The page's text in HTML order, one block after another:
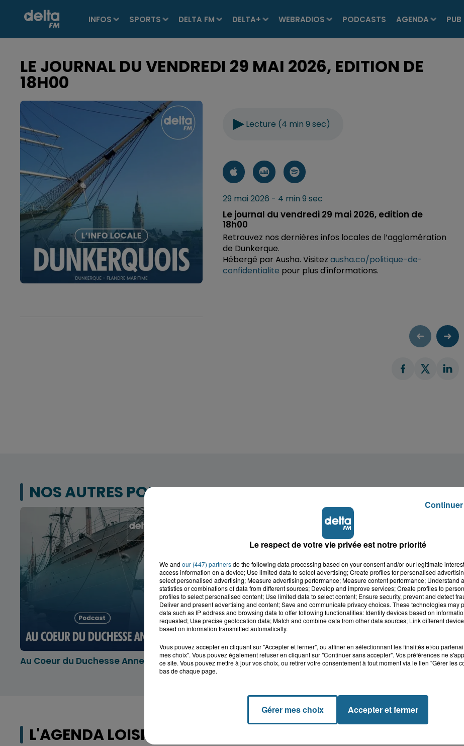
INFOS SPORTS DELTA FM DELTA+ WEBRADIOS PODCASTS AGENDA PUB
LE JOURNAL DU VENDREDI 29 MAI 2026, EDITION DE
18H00
Lecture (4 min 9 sec)
29 mai 2026 - 4 min 9 sec
Le journal du vendredi 29 mai 2026, edition de
18h00
Retrouvez nos dernières infos locales de l’agglomération
de Dunkerque.
Hébergé par Ausha. Visitez ausha.co/politique-de-
confidentialite pour plus d'informations.
NOS AUTRES PODCASTS
Au Coeur du Duchesse Anne
L'info locale dans le
Dunkerquois
L'info locale de
L'AGENDA LOISIRS
Le respect de votre vie privée est notre priorité
We and our (447) partnersdo the following data processing based on your consent and/or our legitimate
access information on a device; Use limited data to select advertising; Create profiles for personalised
select personalised advertising; Measure advertising performance; Measure content performance; Understand
statistics or combinations of data from different sources; Develop and improve services; Create profiles to
profiles to select personalised content; Use limited data to select content; Ensure security, prevent and detect
Deliver and present advertising and content; Save and communicate privacy choices. These technologies may
data such as IP address and browsing data to offer following functionalities: Identify devices based on
requested; Use precise geolocation data; Match and combine data from other data sources; Link different
based on information transmitted automatically.
Vous pouvez accepter en cliquant sur "Accepter et fermer", ou affiner en sélectionnant les finalités et/ou
mes choix". Vous pouvez également refuser en cliquant sur "Continuer sans accepter". Vos préférences ne
ce site. Vous pouvez mettre à jour vos choix, ou retirer votre consentement à tout moment via le lien "Gérer les
bas de chaque page.
Gérer mes choix Accepter et fermer